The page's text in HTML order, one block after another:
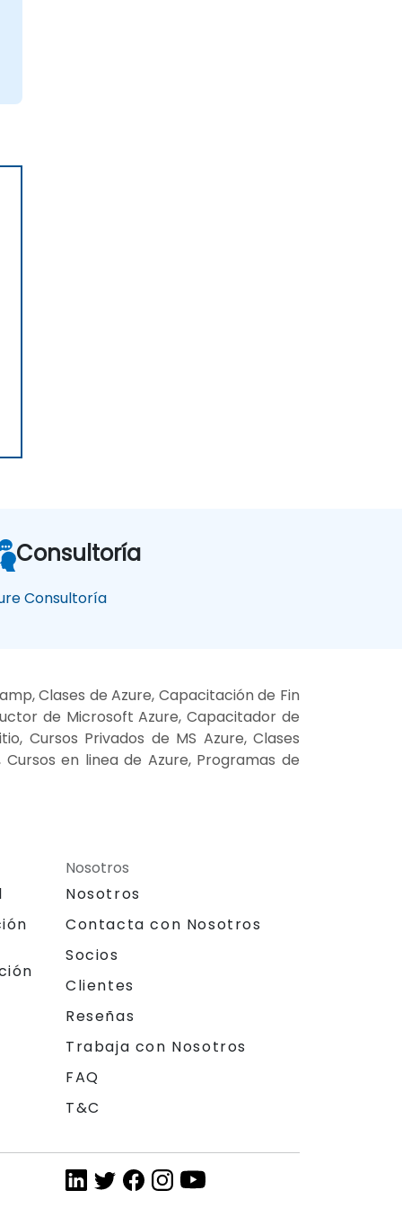
Consultoría
Consultoría
Clases de Azure, Capacitación de Fin
de Microsoft Azure, Capacitador de
Cursos Privados de MS Azure, Clases
en linea de Azure, Programas de
Nosotros
Nosotros
Contacta con Nosotros
Socios
Clientes
Reseñas
Trabaja con Nosotros
FAQ
T&C